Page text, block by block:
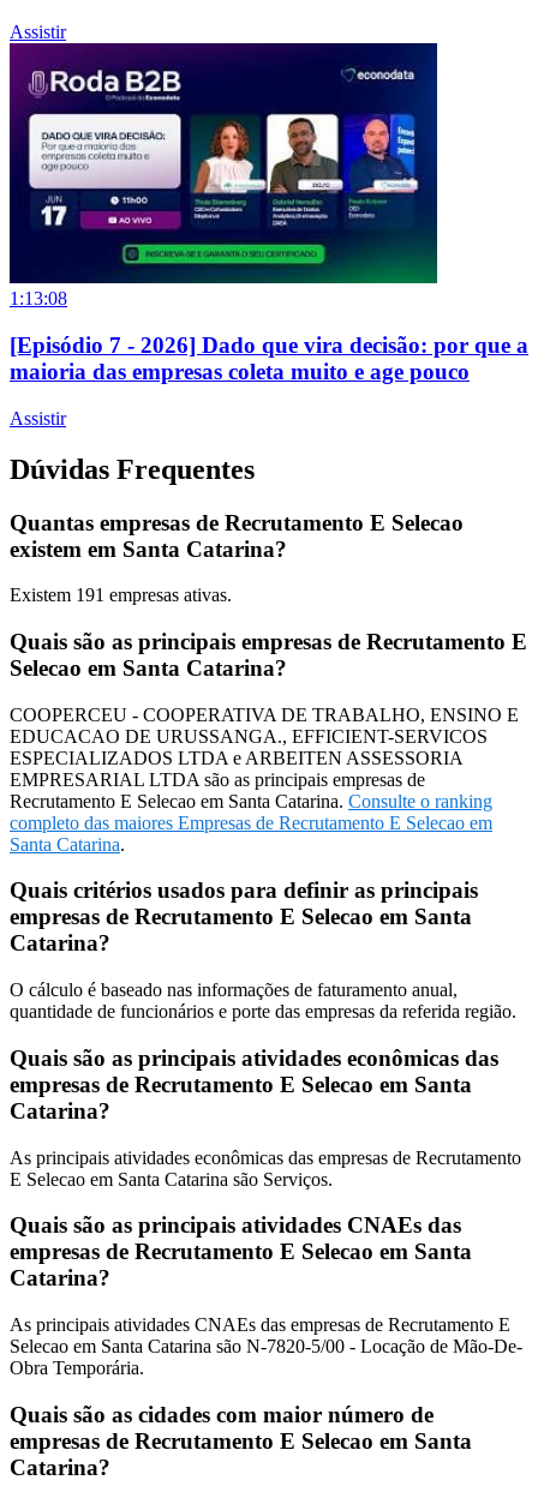
Assistir
1:13:08
[Episódio 7 - 2026] Dado que vira decisão: por que a
maioria das empresas coleta muito e age pouco
Assistir
Dúvidas Frequentes
Quantas empresas de Recrutamento E Selecao
existem em Santa Catarina?
Existem 191 empresas ativas.
Quais são as principais empresas de Recrutamento E
Selecao em Santa Catarina?
COOPERCEU - COOPERATIVA DE TRABALHO, ENSINO E
EDUCACAO DE URUSSANGA., EFFICIENT-SERVICOS
ESPECIALIZADOS LTDA e ARBEITEN ASSESSORIA
EMPRESARIAL LTDA são as principais empresas de
Recrutamento E Selecao em Santa Catarina. Consulte o ranking
completo das maiores Empresas de Recrutamento E Selecao em
Santa Catarina.
Quais critérios usados para definir as principais
empresas de Recrutamento E Selecao em Santa
Catarina?
O cálculo é baseado nas informações de faturamento anual,
quantidade de funcionários e porte das empresas da referida região.
Quais são as principais atividades econômicas das
empresas de Recrutamento E Selecao em Santa
Catarina?
As principais atividades econômicas das empresas de Recrutamento
E Selecao em Santa Catarina são Serviços.
Quais são as principais atividades CNAEs das
empresas de Recrutamento E Selecao em Santa
Catarina?
As principais atividades CNAEs das empresas de Recrutamento E
Selecao em Santa Catarina são N-7820-5/00 - Locação de Mão-De-
Obra Temporária.
Quais são as cidades com maior número de
empresas de Recrutamento E Selecao em Santa
Catarina?